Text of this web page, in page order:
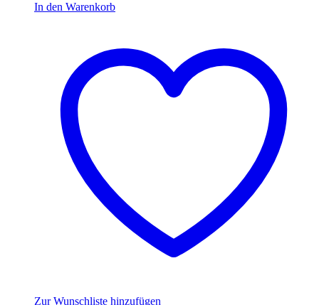
In den Warenkorb
Zur Wunschliste hinzufügen